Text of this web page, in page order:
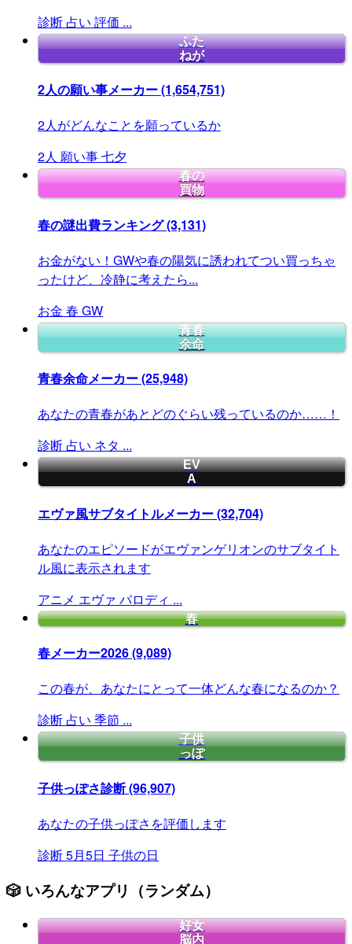
診断 占い 評価 ...
ふた
ねが
2人の願い事メーカー(1,654,751)
2人がどんなことを願っているか
2人 願い事七夕
春の
買物
春の謎出費ランキング(3,131)
お金がない！GWや春の陽気に誘われてつい買っちゃ
ったけど、冷静に考えたら...
お金 春 GW
青春
余命
青春余命メーカー(25,948)
あなたの青春があとどのぐらい残っているのか……！
診断 占い ネタ ...
EV
A
エヴァ風サブタイトルメーカー(32,704)
あなたのエピソードがエヴァンゲリオンのサブタイト
ル風に表示されます
アニメ エヴァ パロディ ...
春
春メーカー2026(9,089)
この春が、あなたにとって一体どんな春になるのか？
診断 占い 季節 ...
子供
っぽ
子供っぽさ診断(96,907)
あなたの子供っぽさを評価します
診断5月5日 子供の日
🎲 いろんなアプリ（ランダム）
好女
脳内